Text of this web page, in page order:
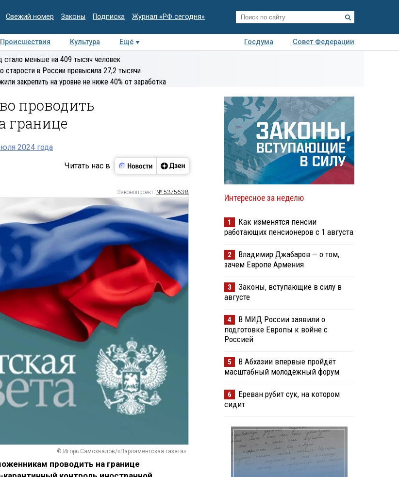
Свежий номер Законы Подписка Журнал «РФ сегодня»
Происшествия Культура Ещё Госдума
Совет Федерации
Интервью Колумнисты
стало меньше на 409 тысяч человек
старости в России превысила 27,2 тысячи
закрепить на уровне не ниже 40% от заработка
проводить
границе
2024 года
Читать нас в
Законопроект: № 537563-8
© Игорь Самохвалов/«Парламентская газета»
проводить на границе
Интересное за неделю
1
Как изменятся пенсии
работающих пенсионеров с 1 августа
2
Владимир Джабаров — о том,
зачем Европе Армения
3
Законы, вступающие в силу в
августе
4
В МИД России заявили о
подготовке Европы к войне с
Россией
5
В Абхазии впервые пройдёт
масштабный молодёжный форум
6
Ереван рубит сук, на котором
сидит